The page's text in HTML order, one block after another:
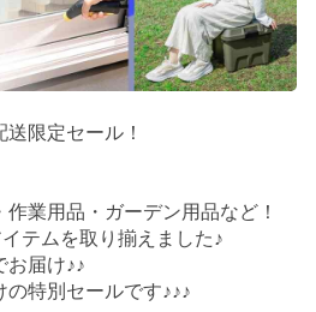
限定セール！
業用品・ガーデン用品など！
テムを取り揃えました♪
お届け♪♪
特別セールです♪♪♪